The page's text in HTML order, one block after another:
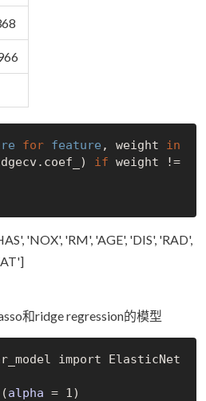
for feature , weight in
if
weight !=
'NOX', 'RM', 'AGE', 'DIS', 'RAD',
和ridge regression的模型
import ElasticNet
alpha = 1)